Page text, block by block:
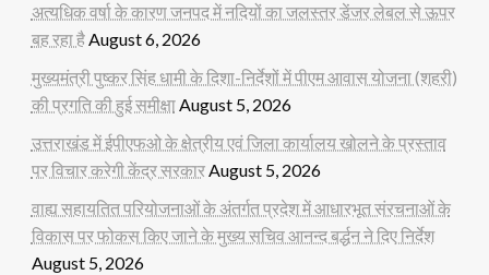
अत्यधिक वर्षा के कारण जनपद में नदियों का जलस्तर डेंजर लेबल से ऊपर
बह रहा हैAugust 6, 2026
मुख्यमंत्री पुष्कर सिंह धामी के दिशा-निर्देशों में पीएम आवास योजना (शहरी)
की प्रगति की हुई समीक्षाAugust 5, 2026
उत्तराखंड में ईपीएफओ के क्षेत्रीय एवं जिला कार्यालय खोलने के प्रस्ताव
पर विचार करेगी केंद्र सरकारAugust 5, 2026
वाह्य सहायतित परियोजनाओं के अंतर्गत प्रदेश में आधारभूत संरचनाओं के
विकास पर फोकस किए जाने के मुख्य सचिव आनन्द बर्द्धन ने दिए निर्देश
August 5, 2026